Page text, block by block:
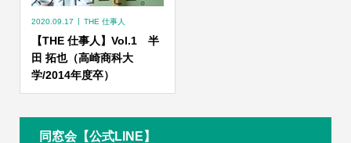
2020.09.17 THE 仕事人
【THE 仕事人】Vol.1 半
田 拓也（高崎商科大
学/2014年度卒）
同窓会【公式LINE】